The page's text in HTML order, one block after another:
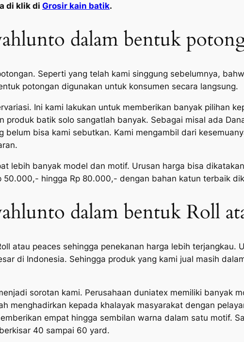
di klik di Grosir kain batik.
dalam bentuk
Seperti yang telah kami singgung sebelumnya,
potongan digunakan untuk konsumen secara langsung.
Ini kami lakukan untuk memberikan banyak pilihan
produk batik solo sangatlah banyak. Sebagai misal ada
belum bisa kami sebutkan. Kami mengambil dari
lebih banyak model dan motif. Urusan harga bisa
50.000,- hingga Rp 80.000,- dengan bahan katun terbaik
dalam bentuk Roll
atau peaces sehingga penekanan harga lebih terjangkau.
di Indonesia. Sehingga produk yang kami jual masih
sorotan kami. Perusahaan duniatex memiliki banyak
menghadirkan kepada khalayak masyarakat dengan
empat hingga sembilan warna dalam satu motif.
40 sampai 60 yard.